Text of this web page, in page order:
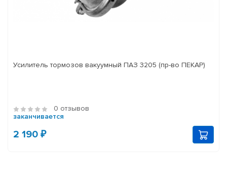
Усилитель тормозов вакуумный ПАЗ 3205 (пр-во ПЕКАР)
0 отзывов
заканчивается
2 190 ₽